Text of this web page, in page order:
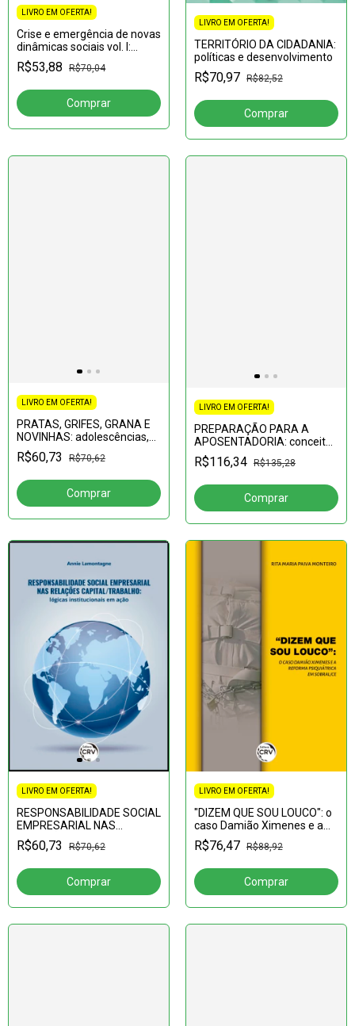
LIVRO EM OFERTA!
Crise e emergência de novas
dinâmicas sociais vol. I:
Volume 1
R$53,88 R$70,04
LIVRO EM OFERTA!
TERRITÓRIO DA CIDADANIA:
políticas e desenvolvimento
R$70,97 R$82,52
LIVRO EM OFERTA!
PRATAS, GRIFES, GRANA E
NOVINHAS: adolescências,
sociabilidades e ato
infracional
R$60,73 R$70,62
LIVRO EM OFERTA!
PREPARAÇÃO PARA A
APOSENTADORIA: conceitos
e prática
R$116,34 R$135,28
LIVRO EM OFERTA!
RESPONSABILIDADE SOCIAL
EMPRESARIAL NAS
RELAÇÕES
CAPITAL/TRABALHO:
ação
R$60,73 R$70,62
LIVRO EM OFERTA!
"DIZEM QUE SOU LOUCO": o
caso Damião Ximenes e a
reforma psiquiátrica em
Sobral-CE
R$76,47 R$88,92